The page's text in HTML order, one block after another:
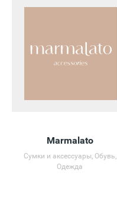
Marmalato
Сумки и аксессуары, Обувь,
Одежда